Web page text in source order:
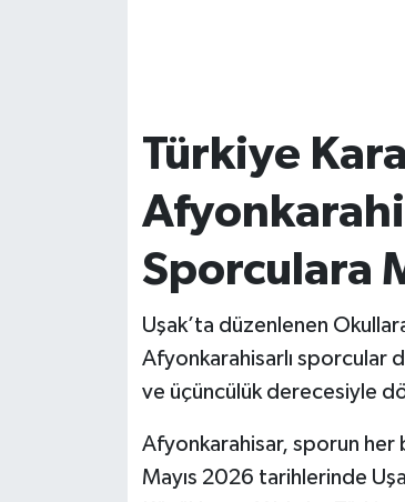
Türkiye
Sporculara
Uşak’ta düzenlenen
Afyonkarahisarlı sporcular
ve üçüncülük derecesiyle
Afyonkarahisar, sporun her
Mayıs 2026 tarihlerinde